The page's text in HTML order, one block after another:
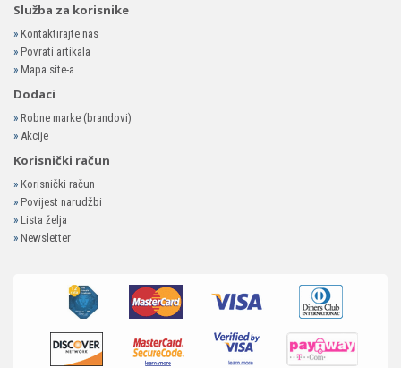
Služba za korisnike
» Kontaktirajte nas
» Povrati artikala
» Mapa site-a
Dodaci
» Robne marke (brandovi)
» Akcije
Korisnički račun
» Korisnički račun
» Povijest narudžbi
» Lista želja
» Newsletter